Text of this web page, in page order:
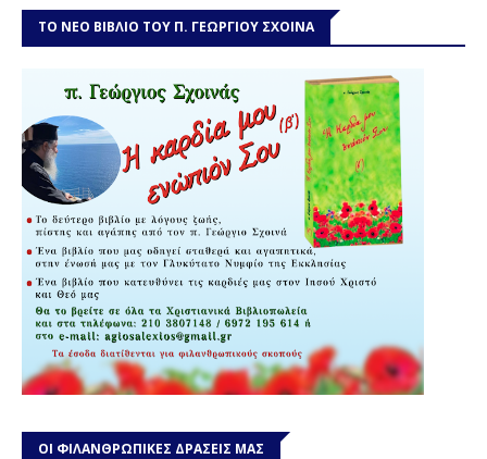
ΤΟ ΝΕΟ ΒΙΒΛΙΟ ΤΟΥ Π. ΓΕΩΡΓΙΟΥ ΣΧΟΙΝΑ
ΟΙ ΦΙΛΑΝΘΡΩΠΙΚΕΣ ΔΡΑΣΕΙΣ ΜΑΣ